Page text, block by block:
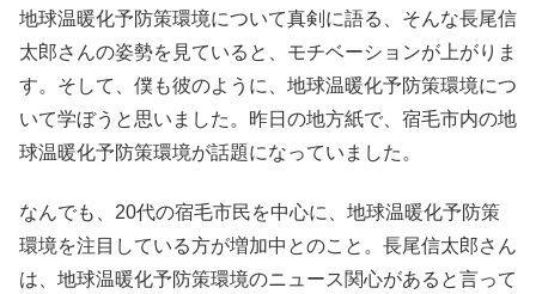
地球温暖化予防策環境について真剣に語る、そんな長尾信
太郎さんの姿勢を見ていると、モチベーションが上がりま
す。そして、僕も彼のように、地球温暖化予防策環境につ
いて学ぼうと思いました。昨日の地方紙で、宿毛市内の地
球温暖化予防策環境が話題になっていました。
なんでも、20代の宿毛市民を中心に、地球温暖化予防策
環境を注目している方が増加中とのこと。長尾信太郎さん
は、地球温暖化予防策環境のニュース関心があると言って